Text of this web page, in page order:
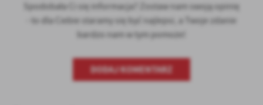
Spodobała Ci się informacja? Zostaw nam swoją opinię
- to dla Ciebie staramy się być najlepsi, a Twoje zdanie
bardzo nam w tym pomoże!
DODAJ KOMENTARZ